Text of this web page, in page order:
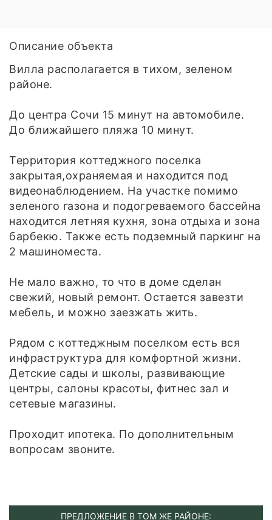
Описание объекта
Вилла располагается в тихом, зеленом
районе.
До центра Сочи 15 минут на автомобиле.
До ближайшего пляжа 10 минут.
Территория коттеджного поселка
закрытая,охраняемая и находится под
видеонаблюдением. На участке помимо
зеленого газона и подогреваемого бассейна
находится летняя кухня, зона отдыха и зона
барбекю. Также есть подземный паркинг на
2 машиноместа.
Не мало важно, то что в доме сделан
свежий, новый ремонт. Остается завезти
мебель, и можно заезжать жить.
Рядом с коттеджным поселком есть вся
инфраструктура для комфортной жизни.
Детские сады и школы, развивающие
центры, салоны красоты, фитнес зал и
сетевые магазины.
Проходит ипотека. По дополнительным
вопросам звоните.
ПРЕДЛОЖЕНИЕ В ТОМ ЖЕ РАЙОНЕ: